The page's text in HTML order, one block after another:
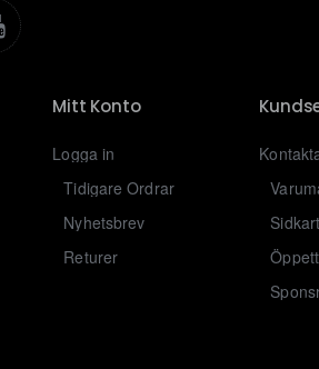
Mitt Konto
Logga in
Tidigare Ordrar
Nyhetsbrev
Returer